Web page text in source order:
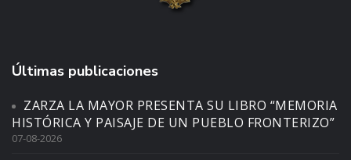
Últimas publicaciones
ZARZA LA MAYOR PRESENTA SU LIBRO “MEMORIA
HISTÓRICA Y PAISAJE DE UN PUEBLO FRONTERIZO”
07-08-2026